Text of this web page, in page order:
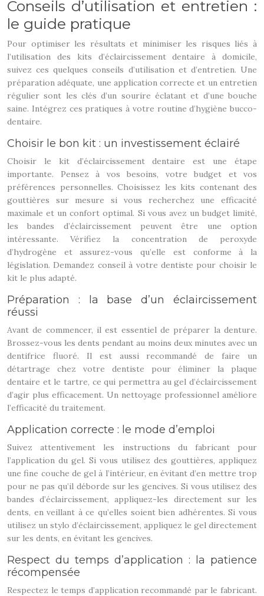
Conseils d’utilisation et entretien :
le guide pratique
Pour optimiser les résultats et minimiser les risques liés à
l’utilisation des kits d’éclaircissement dentaire à domicile,
suivez ces quelques conseils d’utilisation et d’entretien. Une
préparation adéquate, une application correcte et un entretien
régulier sont les clés d’un sourire éclatant et d’une bouche
saine. Intégrez ces pratiques à votre routine d’hygiène bucco-
dentaire.
Choisir le bon kit : un investissement éclairé
Choisir le kit d’éclaircissement dentaire est une étape
importante. Pensez à vos besoins, votre budget et vos
préférences personnelles. Choisissez les kits contenant des
gouttières sur mesure si vous recherchez une efficacité
maximale et un confort optimal. Si vous avez un budget limité,
les bandes d’éclaircissement peuvent être une option
intéressante. Vérifiez la concentration de peroxyde
d’hydrogène et assurez-vous qu’elle est conforme à la
législation. Demandez conseil à votre dentiste pour choisir le
kit le plus adapté.
Préparation : la base d’un éclaircissement
réussi
Avant de commencer, il est essentiel de préparer la denture.
Brossez-vous les dents pendant au moins deux minutes avec un
dentifrice fluoré. Il est aussi recommandé de faire un
détartrage chez votre dentiste pour éliminer la plaque
dentaire et le tartre, ce qui permettra au gel d’éclaircissement
d’agir plus efficacement. Un nettoyage professionnel améliore
l’efficacité du traitement.
Application correcte : le mode d’emploi
Suivez attentivement les instructions du fabricant pour
l’application du gel. Si vous utilisez des gouttières, appliquez
une fine couche de gel à l’intérieur, en évitant d’en mettre trop
pour ne pas qu’il déborde sur les gencives. Si vous utilisez des
bandes d’éclaircissement, appliquez-les directement sur les
dents, en veillant à ce qu’elles soient bien adhérentes. Si vous
utilisez un stylo d’éclaircissement, appliquez le gel directement
sur les dents, en évitant les gencives.
Respect du temps d’application : la patience
récompensée
Respectez le temps d’application recommandé par le fabricant.